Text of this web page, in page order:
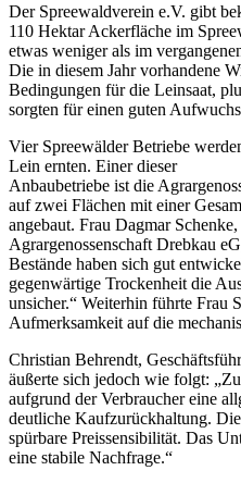
Der Spreewaldverein e.V. gibt
110 Hektar Ackerfläche im
etwas weniger als im
Die in diesem Jahr vorhandene
Bedingungen für die Leinsaat,
sorgten für einen guten
Vier Spreewälder Betriebe
Lein ernten. Einer dieser
Anbaubetriebe ist die
auf zwei Flächen mit einer
angebaut. Frau Dagmar
Agrargenossenschaft Drebkau
Bestände haben sich gut
gegenwärtige Trockenheit die
unsicher.“ Weiterhin führte Frau
Aufmerksamkeit auf die
Christian Behrendt,
äußerte sich jedoch wie folgt:
aufgrund der Verbraucher eine
deutliche Kaufzurückhaltung.
spürbare Preissensibilität. Das
eine stabile Nachfrage.“